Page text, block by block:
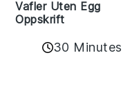
Vafler Uten Egg
Oppskrift
30 Minutes